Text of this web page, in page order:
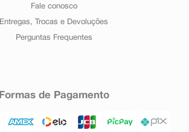
Fale conosco
Entregas, Trocas e Devoluções
Perguntas Frequentes
Formas de Pagamento